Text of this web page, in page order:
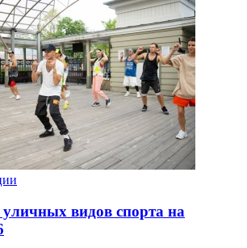
видов спорта на